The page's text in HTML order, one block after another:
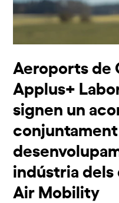
Aeroports de
Applus+
signen un
indústria
Air Mobility